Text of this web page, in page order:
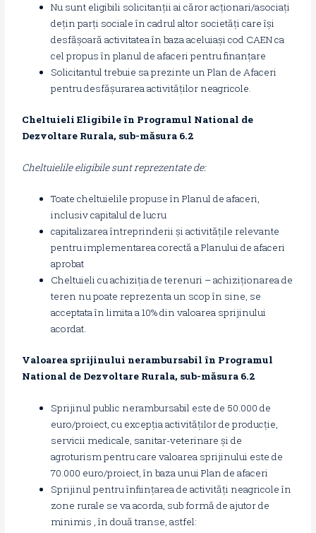
Nu sunt eligibili solicitanții ai căror acționari/asociați
dețin parți sociale în cadrul altor societăți care își
desfășoară activitatea în baza aceluiași cod CAEN ca
cel propus în planul de afaceri pentru finanțare
Solicitantul trebuie sa prezinte un Plan de Afaceri
pentru desfășurarea activităților neagricole.
Cheltuieli Eligibile în Programul National de
Dezvoltare Rurala, sub-măsura 6.2
Cheltuielile eligibile sunt reprezentate de:
Toate cheltuielile propuse în Planul de afaceri,
inclusiv capitalul de lucru
capitalizarea întreprinderii și activitățile relevante
pentru implementarea corectă a Planului de afaceri
aprobat
Cheltuieli cu achiziția de terenuri – achiziționarea de
teren nu poate reprezenta un scop în sine, se
acceptata în limita a 10% din valoarea sprijinului
acordat.
Valoarea sprijinului nerambursabil în Programul
National de Dezvoltare Rurala, sub-măsura 6.2
Sprijinul public nerambursabil este de 50.000 de
euro/proiect, cu excepția activităților de producție,
servicii medicale, sanitar-veterinare și de
agroturism pentru care valoarea sprijinului este de
70.000 euro/proiect, în baza unui Plan de afaceri
Sprijinul pentru înființarea de activități neagricole în
zone rurale se va acorda, sub formă de ajutor de
minimis , în două transe, astfel: